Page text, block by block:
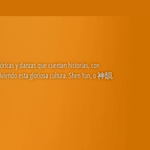
y danzas que cuentan historias, con
esta gloriosa cultura. Shen Yun, o 神韻,